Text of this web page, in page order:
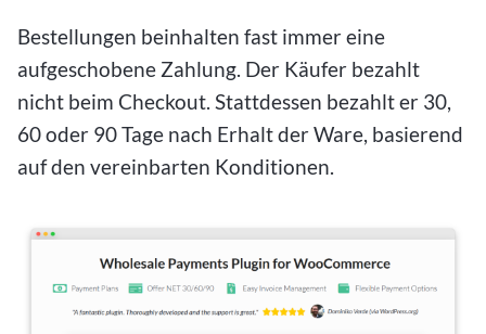
Bestellungen beinhalten fast immer eine
aufgeschobene Zahlung. Der Käufer bezahlt
nicht beim Checkout. Stattdessen bezahlt er 30,
60 oder 90 Tage nach Erhalt der Ware, basierend
auf den vereinbarten Konditionen.